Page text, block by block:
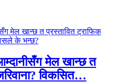
मेल खान्छ त
विकसित…